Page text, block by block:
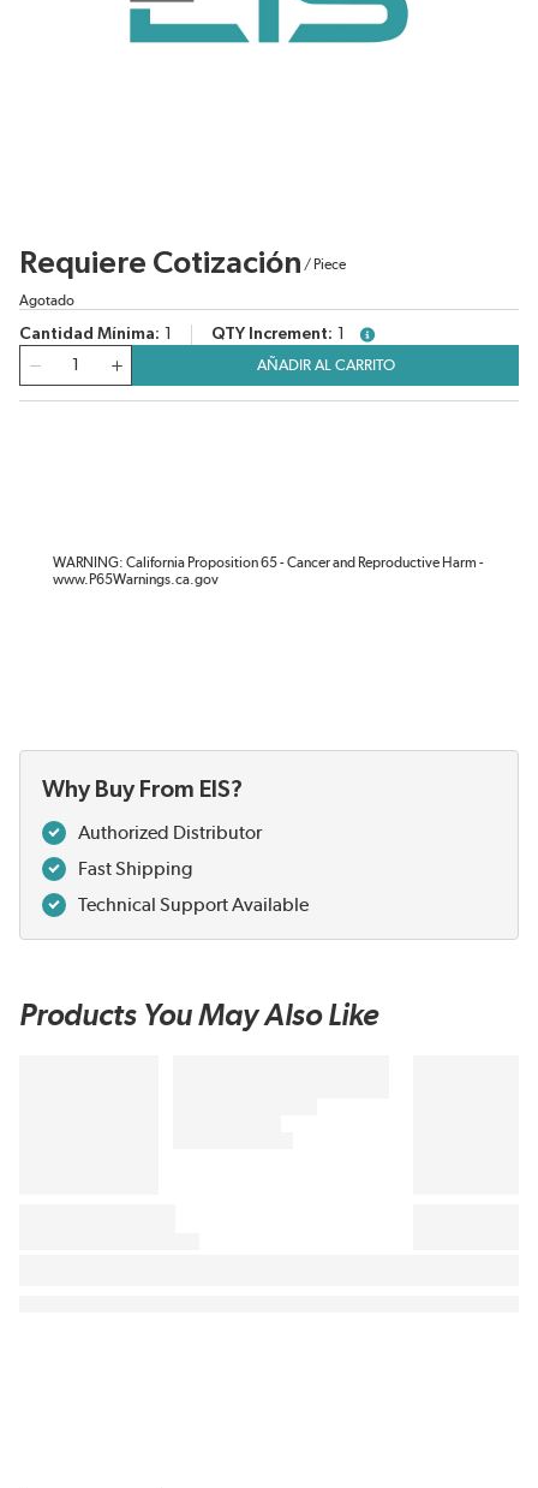
Requiere Cotización / Piece
Agotado
Cantidad Mínima QTY Increment
more info
Cantidad
AÑADIR AL CARRITO
WARNING: California Proposition 65 - Cancer and Reproductive Harm -
www.P65Warnings.ca.gov
Why Buy From EIS?
Authorized Distributor
Fast Shipping
Technical Support Available
Products You May Also Like